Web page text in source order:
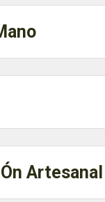
Artesanal